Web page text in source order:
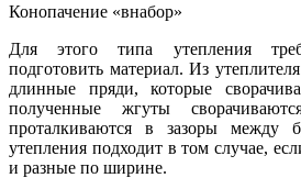
Конопачение «внабор»
Для этого типа утепления
подготовить материал. Из
длинные пряди, которые
полученные жгуты
проталкиваются в зазоры между
утепления подходит в том случае,
и разные по ширине.